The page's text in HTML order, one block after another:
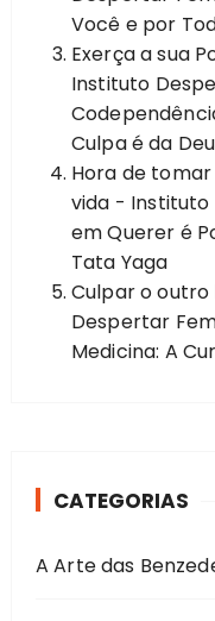
Você e por
Exerça a sua
Instituto
Culpa é da
Hora de
vida - Instituto
emQuerer é
Tata Yaga
Culpar o
Despertar
Medicina: A
CATEGORIAS
A Arte das